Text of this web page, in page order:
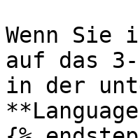
Wenn Sie
auf das 3-
in der